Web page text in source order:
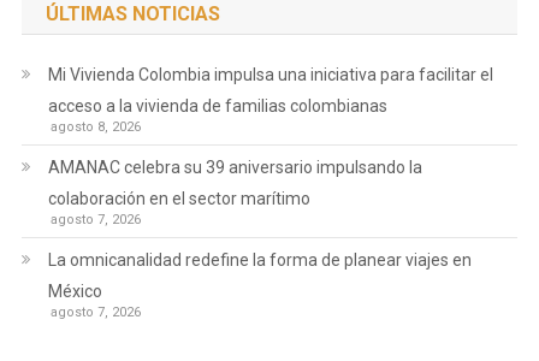
ÚLTIMAS NOTICIAS
Mi Vivienda Colombia impulsa una iniciativa para facilitar el
acceso a la vivienda de familias colombianas
agosto 8, 2026
AMANAC celebra su 39 aniversario impulsando la
colaboración en el sector marítimo
agosto 7, 2026
La omnicanalidad redefine la forma de planear viajes en
México
agosto 7, 2026